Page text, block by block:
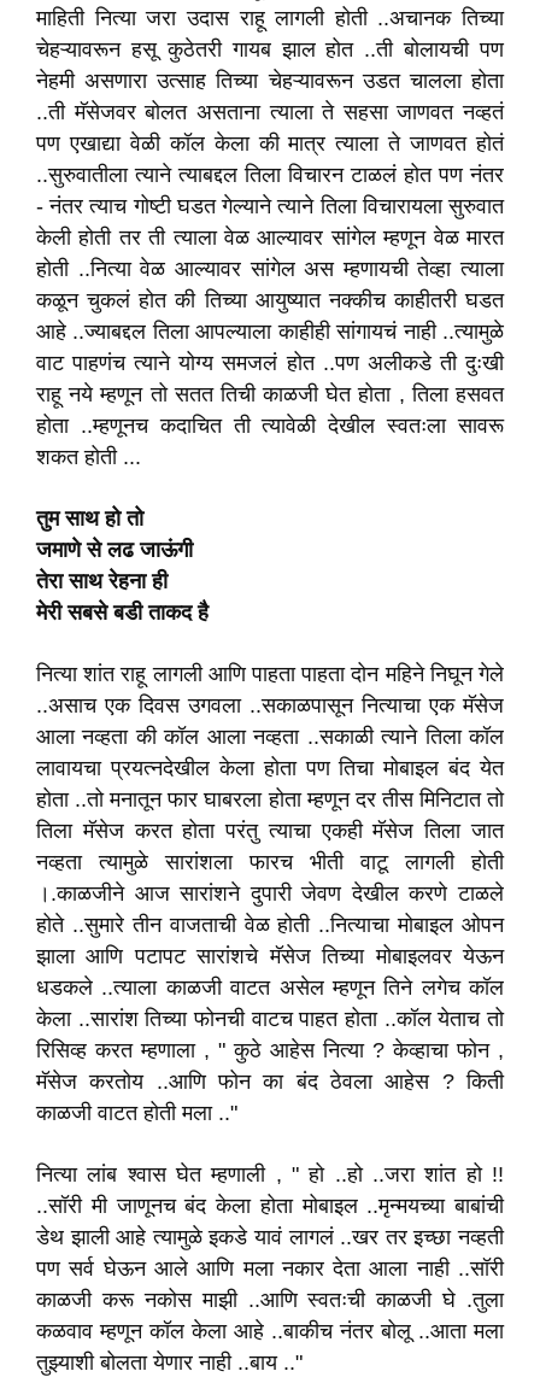
माहिती नित्या जरा उदास राहू लागली होती ..अचानक तिच्या
चेहऱ्यावरून हसू कुठेतरी गायब झाल होत ..ती बोलायची पण
नेहमी असणारा उत्साह तिच्या चेहऱ्यावरून उडत चालला होता
..ती मॅसेजवर बोलत असताना त्याला ते सहसा जाणवत नव्हतं
पण एखाद्या वेळी कॉल केला की मात्र त्याला ते जाणवत होतं
..सुरुवातीला त्याने त्याबद्दल तिला विचारन टाळलं होत पण नंतर
- नंतर त्याच गोष्टी घडत गेल्याने त्याने तिला विचारायला सुरुवात
केली होती तर ती त्याला वेळ आल्यावर सांगेल म्हणून वेळ मारत
होती ..नित्या वेळ आल्यावर सांगेल अस म्हणायची तेव्हा त्याला
कळून चुकलं होत की तिच्या आयुष्यात नक्कीच काहीतरी घडत
आहे ..ज्याबद्दल तिला आपल्याला काहीही सांगायचं नाही ..त्यामुळे
वाट पाहणंच त्याने योग्य समजलं होत ..पण अलीकडे ती दुःखी
राहू नये म्हणून तो सतत तिची काळजी घेत होता , तिला हसवत
होता ..म्हणूनच कदाचित ती त्यावेळी देखील स्वतःला सावरू
शकत होती ...
तुम साथ हो तो
जमाणे से लढ जाऊंगी
तेरा साथ रेहना ही
मेरी सबसे बडी ताकद है
नित्या शांत राहू लागली आणि पाहता पाहता दोन महिने निघून गेले
..असाच एक दिवस उगवला ..सकाळपासून नित्याचा एक मॅसेज
आला नव्हता की कॉल आला नव्हता ..सकाळी त्याने तिला कॉल
लावायचा प्रयत्नदेखील केला होता पण तिचा मोबाइल बंद येत
होता ..तो मनातून फार घाबरला होता म्हणून दर तीस मिनिटात तो
तिला मॅसेज करत होता परंतु त्याचा एकही मॅसेज तिला जात
नव्हता त्यामुळे सारांशला फारच भीती वाटू लागली होती
।.काळजीनेआज सारांशने दुपारी जेवण देखील करणे टाळले
होते ..सुमारे तीन वाजताची वेळ होती ..नित्याचा मोबाइल ओपन
झाला आणि पटापट सारांशचे मॅसेज तिच्या मोबाइलवर येऊन
धडकले ..त्याला काळजी वाटत असेल म्हणून तिने लगेच कॉल
केला ..सारांश तिच्या फोनची वाटच पाहत होता ..कॉल येताच तो
रिसिव्ह करत म्हणाला , " कुठे आहेस नित्या ? केव्हाचा फोन ,
मॅसेज करतोय ..आणि फोन का बंद ठेवला आहेस ? किती
काळजी वाटत होती मला .."
नित्या लांब श्वास घेत म्हणाली , " हो ..हो ..जरा शांत हो !!
..सॉरी मी जाणूनच बंद केला होता मोबाइल ..मृन्मयच्या बाबांची
डेथ झाली आहे त्यामुळे इकडे यावं लागलं ..खर तर इच्छा नव्हती
पण सर्व घेऊन आले आणि मला नकार देता आला नाही ..सॉरी
काळजी करू नकोस माझी ..आणि स्वतःची काळजी घे .तुला
कळवाव म्हणून कॉल केला आहे ..बाकीच नंतर बोलू ..आता मला
तुझ्याशी बोलता येणार नाही ..बाय .."